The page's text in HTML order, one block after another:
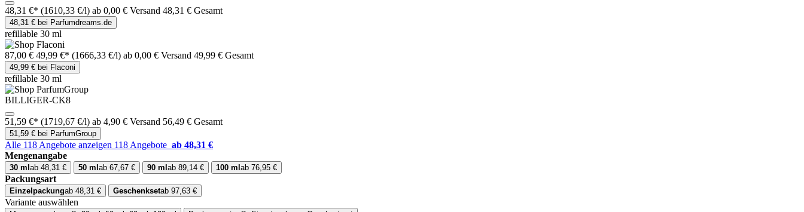
48,31 €* (1610,33 €/l) ab 0,00 € Versand 48,31 € Gesamt
48,31 € bei Parfumdreams.de
refillable 30 ml
87,00 € 49,99 €* (1666,33 €/l) ab 0,00 € Versand 49,99 € Gesamt
49,99 € bei Flaconi
refillable 30 ml
BILLIGER-CK8
51,59 €* (1719,67 €/l) ab 4,90 € Versand 56,49 € Gesamt
51,59 € bei ParfumGroup
Alle 118 Angebote anzeigen 118 Angebote ab 48,31 €
Mengenangabe
30 ml ab 48,31 € 50 ml ab 67,67 € 90 ml ab 89,14 € 100 ml ab 76,95 €
Packungsart
Einzelpackungab 48,31 € Geschenksetab 97,63 €
Variante auswählen